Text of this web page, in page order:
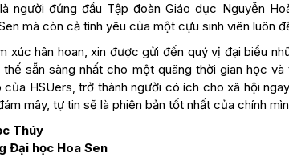
người đứng đầu Tập đoàn Giáo dục Nguyễn
mà còn cả tình yêu của một cựu sinh viên luôn
xúc hân hoan, xin được gửi đến quý vị đại biểu
sẵn sàng nhất cho một quãng thời gian học
HSUers, trở thành người có ích cho xã hội
mây, tự tin sẽ là phiên bản tốt nhất của chính
Thúy
Đại học Hoa Sen